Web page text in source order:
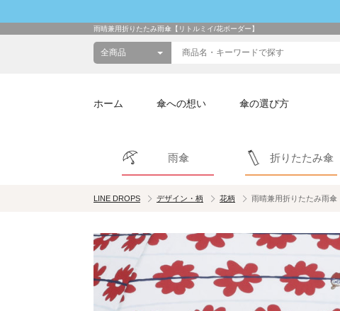
雨晴兼用折りたたみ雨傘【リトルミイ/花ボーダー】
ホーム 傘への想い 傘の選び方
雨傘 折りたたみ傘
LINE DROPS デザイン・柄 花柄 雨晴兼用折りたたみ雨傘